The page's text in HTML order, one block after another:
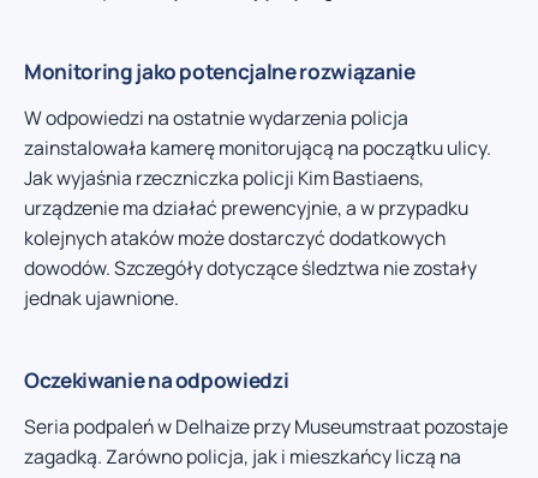
Monitoring jako potencjalne rozwiązanie
W odpowiedzi na ostatnie wydarzenia policja
zainstalowała kamerę monitorującą na początku ulicy.
Jak wyjaśnia rzeczniczka policji Kim Bastiaens,
urządzenie ma działać prewencyjnie, a w przypadku
kolejnych ataków może dostarczyć dodatkowych
dowodów. Szczegóły dotyczące śledztwa nie zostały
jednak ujawnione.
Oczekiwanie na odpowiedzi
Seria podpaleń w Delhaize przy Museumstraat pozostaje
zagadką. Zarówno policja, jak i mieszkańcy liczą na